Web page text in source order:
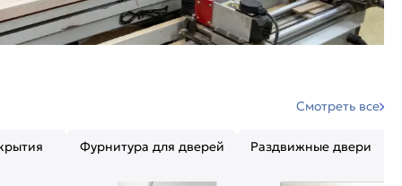
Смотреть все
Фурнитура для дверей Раздвижные двери